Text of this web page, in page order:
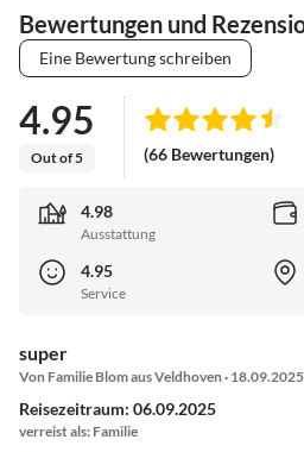
Bewertungen und
Eine Bewertung schreiben
4.95
Out of 5 (66 Bewertungen)
4.98
Ausstattung
4.95
Service
super
Von Familie Blom aus Veldhoven · 18.09.2025
Reisezeitraum: 06.09.2025
verreist als: Familie